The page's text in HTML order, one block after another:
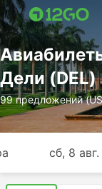
Дели (DEL)
99 предложений
сб, 8 авг.